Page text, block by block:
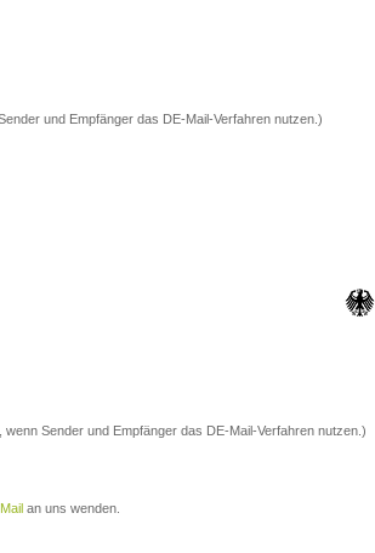
und Empfänger das DE-Mail-Verfahren nutzen.)
Sender und Empfänger das DE-Mail-Verfahren nutzen.)
an uns wenden.